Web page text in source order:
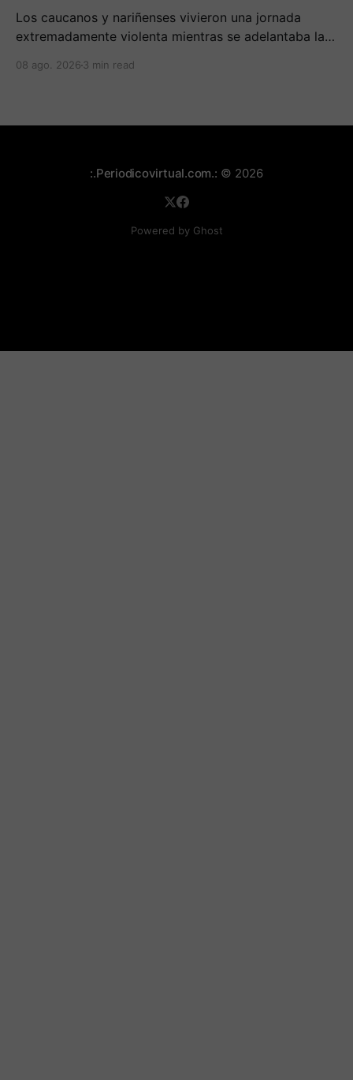
Los caucanos y nariñenses vivieron una jornada
extremadamente violenta mientras se adelantaba la
presidente de Colombia.
08 ago. 2026 3 min read
:.Periodicovirtual.com.: © 2026
Powered by Ghost